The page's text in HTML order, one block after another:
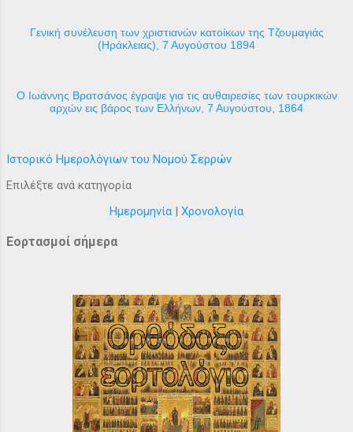
Γενική συνέλευση των χριστιανών κατοίκων της Τζουμαγιάς
(Ηράκλειας), 7 Αυγούστου 1894
Ο Ιωάννης Βρατσάνος έγραψε για τις αυθαιρεσίες των τουρκικών
αρχών εις βάρος των Ελλήνων, 7 Αυγούστου, 1864
Ιστορικό Ημερολόγιων του Νομού Σερρών
Επιλέξτε ανά κατηγορία
Ημερομηνία | Χρονολογία
Εορτασμοί σήμερα